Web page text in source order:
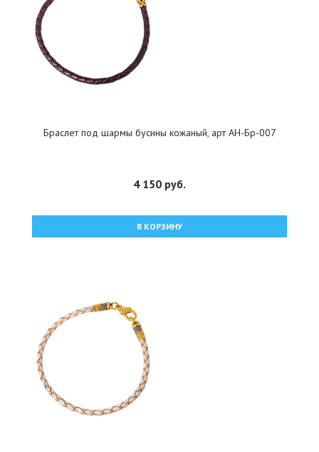
Браслет под шармы бусины кожаный, арт АН-Бр-007
4 150 руб.
В КОРЗИНУ